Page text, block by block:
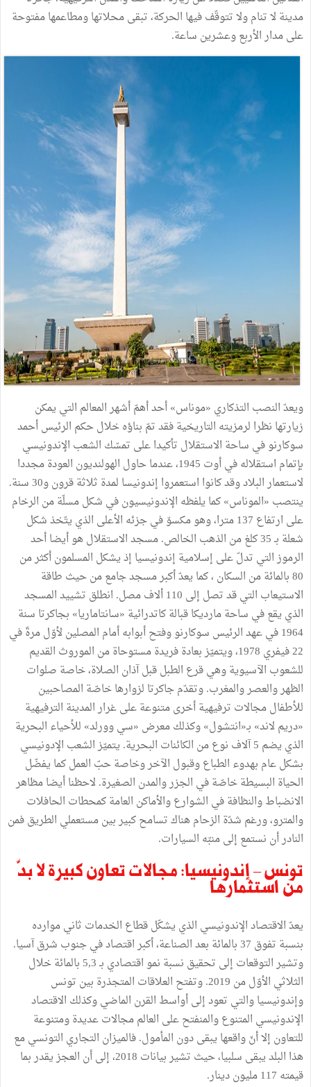
مدينة لا تنام ولا تتوقّف فيها الحركة، تبقى محلاتها ومطاعمها مفتوحة
على مدار الأربع وعشرين ساعة.
ويعدّ النصب التذكاري «موناس» أحد أهمّ أشهر المعالم التي يمكن
زيارتها نظرا لرمزيته التاريخية فقد تمّ بناؤه خلال حكم الرئيس أحمد
سوكارنو في ساحة الاستقلال تأكيدا على تمسّك الشعب الإندونيسي
بإتمام استقلاله في أوت 1945، عندما حاول الهولنديون العودة مجددا
لاستعمار البلاد وقد كانوا استعمروا إندونيسا لمدة ثلاثة قرون و30 سنة.
ينتصب «الموناس» كما يلفظه الإندونيسيون في شكل مسلّة من الرخام
على ارتفاع 137 مترا، وهو مكسوّ في جزئه الأعلى الذي يتّخذ شكل
شعلة بـ 35 كلغ من الذهب الخالص. مسجد الاستقلال هو أيضا أحد
الرموز التي تدلّ على إسلامية إندونيسيا إذ يشكل المسلمون أكثر من
80 بالمائة من السكان ، كما يعدّ أكبر مسجد جامع من حيث طاقة
الاستيعاب التي قد تصل إلى 110 ألاف مصل. انطلق تشييد المسجد
الذي يقع في ساحة مارديكا قبالة كاتدرائية «سانتاماريا» بجاكرتا سنة
1964 في عهد الرئيس سوكارنو وفتح أبوابه أمام المصلين لأوّل مرةّ في
22 فيفري 1978، ويتميّز بعادة فريدة مستوحاة من الموروث القديم
للشعوب الآسيوية وهي قرع الطبل قبل آذان الصلاة، خاصة صلوات
الظهر والعصر والمغرب. وتقدّم جاكرتا لزوارها خاصّة المصاحبين
للأطفال مجالات ترفيهية أخرى متنوعة على غرار المدينة الترفيهية
«دريم لاند» بـ«انتشول» وكذلك معرض «سي وورلد» للأحياء البحرية
الذي يضم 5 آلاف نوع من الكائنات البحرية. يتميّز الشعب الإدونيسي
بشكل عام بهدوء الطباع وقبول الآخر وخاصة حبّ العمل كما يفضّل
الحياة البسيطة خاصّة في الجزر والمدن الصغيرة. لاحظنا أيضا مظاهر
الانضباط والنظافة في الشوارع والأماكن العامة كمحطات الحافلات
والمترو، ورغم شدّة الزحام هناك تسامح كبير بين مستعملي الطريق فمن
النادر أن نستمع إلى منبّه السيارات.
تونس – إندونيسيا: مجالات تعاون كبيرة لا بدّ
من استثمارها
يعدّ الاقتصاد الإندونيسي الذي يشكّل قطاع الخدمات ثاني موارده
بنسبة تفوق 37 بالمائة بعد الصناعة، أكبر اقتصاد في جنوب شرق آسيا.
وتشير التوقعات إلى تحقيق نسبة نمو اقتصادي بـ 5,3 بالمائة خلال
الثلاثي الأوّل من 2019. وتفتح العلاقات المتجذرة بين تونس
وإندونيسيا والتي تعود إلى أواسط القرن الماضي وكذلك الاقتصاد
الإندونيسي المتنوع والمنفتح على العالم مجالات عديدة ومتنوعة
للتعاون إلا أنّ واقعها يبقى دون المأمول. فالميزان التجاري التونسي مع
هذا البلد يبقى سلبيا، حيث تشير بيانات 2018، إلى أن العجز يقدر بما
قيمته 117 مليون دينار.